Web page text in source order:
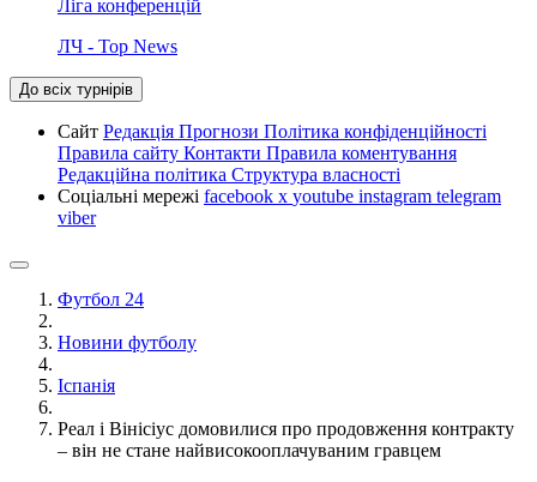
Ліга конференцій
ЛЧ - Top News
До всіх турнірів
Сайт Редакція Прогнози Політика конфіденційності
Правила сайту Контакти Правила коментування
Редакційна політика Структура власності
Соціальні мережі facebook x youtube instagram telegram
viber
Футбол 24
Новини футболу
Іспанія
Реал і Вінісіус домовилися про продовження контракту
– він не стане найвисокооплачуваним гравцем